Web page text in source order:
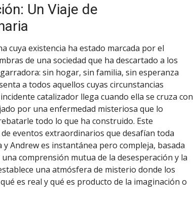
Un Viaje de
cuya existencia ha estado marcada por el
de una sociedad que ha descartado a los
sin hogar, sin familia, sin esperanza
a todos aquellos cuyas circunstancias
catalizador llega cuando ella se cruza con
por una enfermedad misteriosa que lo
todo lo que ha construido. Este
eventos extraordinarios que desafían toda
Andrew es instantánea pero compleja, basada
comprensión mutua de la desesperación y la
una atmósfera de misterio donde los
es real y qué es producto de la imaginación o